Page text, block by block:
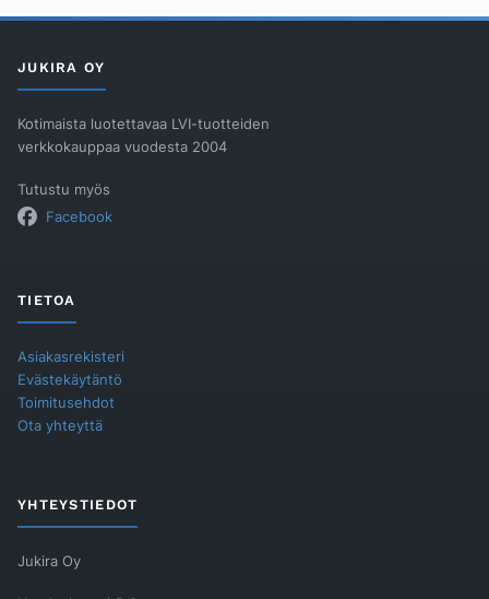
JUKIRA OY
Kotimaista luotettavaa LVI-tuotteiden
verkkokauppaa vuodesta 2004
Tutustu myös
Facebook
TIETOA
Asiakasrekisteri
Evästekäytäntö
Toimitusehdot
Ota yhteyttä
YHTEYSTIEDOT
Jukira Oy